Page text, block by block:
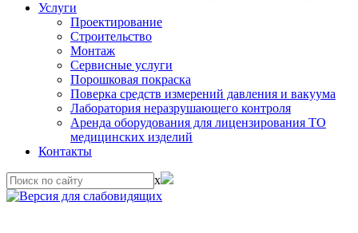
Услуги
Проектирование
Строительство
Монтаж
Сервисные услуги
Порошковая покраска
Поверка средств измерений давления и вакуума
Лаборатория неразрушающего контроля
Аренда оборудования для лицензирования ТО
медицинских изделий
Контакты
x